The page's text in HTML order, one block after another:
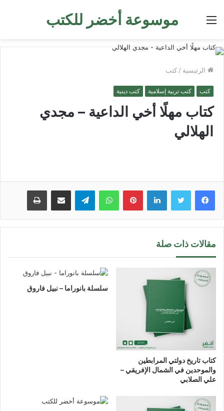
موسوعة أخضر للكتب القائمة
الرئيسية / كتب
كتب كتب تربية إسلامية كتب دينية
كتاب مهلًا أخي الداعية – مجدي
الهلالي
لينكدإن بينتيريستواتساب تيلقرام مشاركة عبر البريد طباعة
مقالات ذات صلة
كتاب تاريخ دولتي المرابطين
والموحدين في الشمال الإفريقي –
علي الصلابي
سلسلة بانوراما – نبيل فاروق